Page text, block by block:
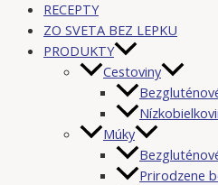
RECEPTY
ZO SVETA BEZ LEPKU
PRODUKTY
Cestoviny
Múky
Prirodzene